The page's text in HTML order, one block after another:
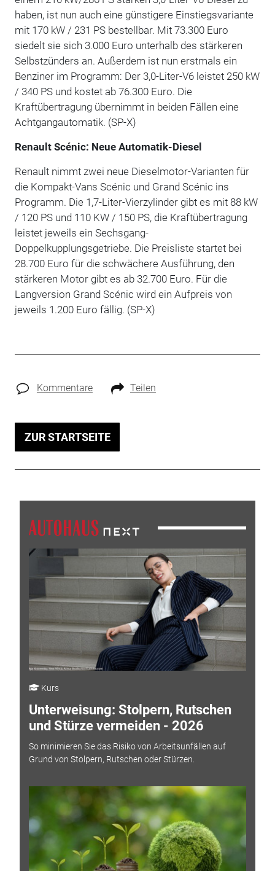
haben, ist nun auch eine günstigere Einstiegsvariante
mit 170 kW / 231 PS bestellbar. Mit 73.300 Euro
siedelt sie sich 3.000 Euro unterhalb des stärkeren
Selbstzünders an. Außerdem ist nun erstmals ein
Benziner im Programm: Der 3,0-Liter-V6 leistet 250 kW
/ 340 PS und kostet ab 76.300 Euro. Die
Kraftübertragung übernimmt in beiden Fällen eine
Achtgangautomatik. (SP-X)
Renault Scénic: Neue Automatik-Diesel
Renault nimmt zwei neue Dieselmotor-Varianten für
die Kompakt-Vans Scénic und Grand Scénic ins
Programm. Die 1,7-Liter-Vierzylinder gibt es mit 88 kW
/ 120 PS und 110 KW / 150 PS, die Kraftübertragung
leistet jeweils ein Sechsgang-
Doppelkupplungsgetriebe. Die Preisliste startet bei
28.700 Euro für die schwächere Ausführung, den
stärkeren Motor gibt es ab 32.700 Euro. Für die
Langversion Grand Scénic wird ein Aufpreis von
jeweils 1.200 Euro fällig. (SP-X)
Kommentare Teilen
ZUR STARTSEITE
Kurs
Unterweisung: Stolpern, Rutschen
und Stürze vermeiden - 2026
So minimieren Sie das Risiko von Arbeitsunfällen auf
Grund von Stolpern, Rutschen oder Stürzen.